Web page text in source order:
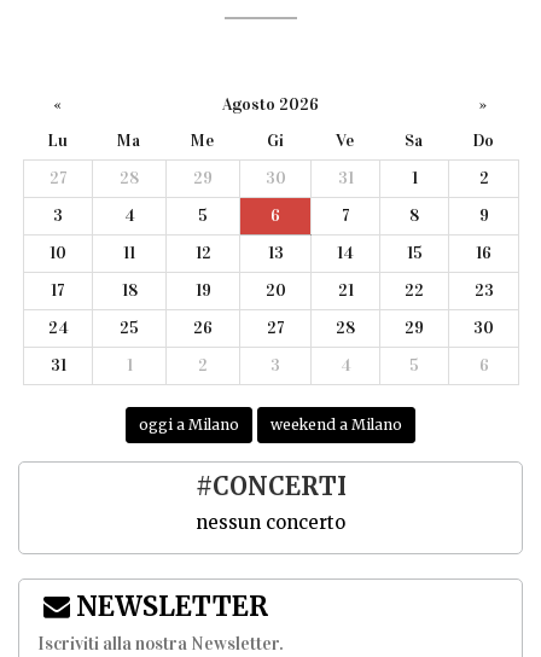
« Agosto 2026
»
Lu
Ma Me Gi Ve Sa
Do
27
28 29 30 31 1
2
3
4 5 6 7 8
9
10
11 12 13 14 15
16
17
18 19 20 21 22
23
24
25 26 27 28 29
30
31
1 2 3 4 5 6
oggi a Milano weekend a Milano
#CONCERTI
nessun concerto
NEWSLETTER
Iscriviti alla nostra Newsletter.